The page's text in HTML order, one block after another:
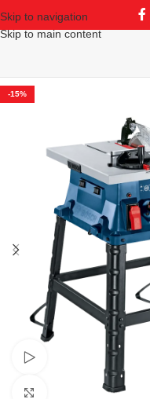
Skip to navigation
Skip to main content
-15%
Pogledaj video
Klikni za uvećavanje